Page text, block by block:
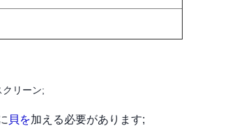
リーン;
貝を加える必要があります;